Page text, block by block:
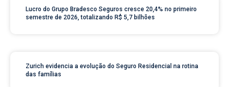
Lucro do Grupo Bradesco Seguros cresce 20,4% no primeiro
semestre de 2026, totalizando R$ 5,7 bilhões
Zurich evidencia a evolução do Seguro Residencial na rotina
das famílias